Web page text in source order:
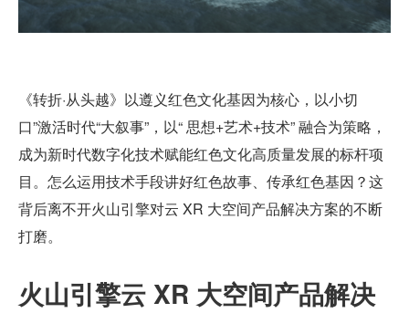
《转折·从头越》以遵义红色文化基因为核心，以小切
口”激活时代“大叙事”，以“ 思想+艺术+技术” 融合为策略，
成为新时代数字化技术赋能红色文化高质量发展的标杆项
目。怎么运用技术手段讲好红色故事、传承红色基因？这
背后离不开火山引擎对云 XR 大空间产品解决方案的不断
打磨。
火山引擎云 XR 大空间产品解决